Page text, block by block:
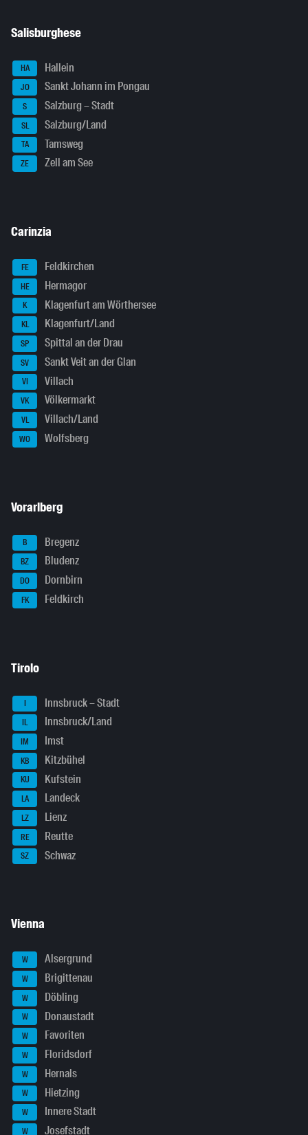
Salisburghese
HA Hallein
JO Sankt Johann im Pongau
S Salzburg – Stadt
SL Salzburg/Land
TA Tamsweg
ZE Zell am See
Carinzia
FE Feldkirchen
HE Hermagor
K Klagenfurt am Wörthersee
KL Klagenfurt/Land
SP Spittal an der Drau
SV Sankt Veit an der Glan
VI Villach
VK Völkermarkt
VL Villach/Land
WO Wolfsberg
Vorarlberg
B Bregenz
BZ Bludenz
DO Dornbirn
FK Feldkirch
Tirolo
I Innsbruck – Stadt
IL Innsbruck/Land
IM Imst
KB Kitzbühel
KU Kufstein
LA Landeck
LZ Lienz
RE Reutte
SZ Schwaz
Vienna
W Alsergrund
W Brigittenau
W Döbling
W Donaustadt
W Favoriten
W Floridsdorf
W Hernals
W Hietzing
W Innere Stadt
W Josefstadt